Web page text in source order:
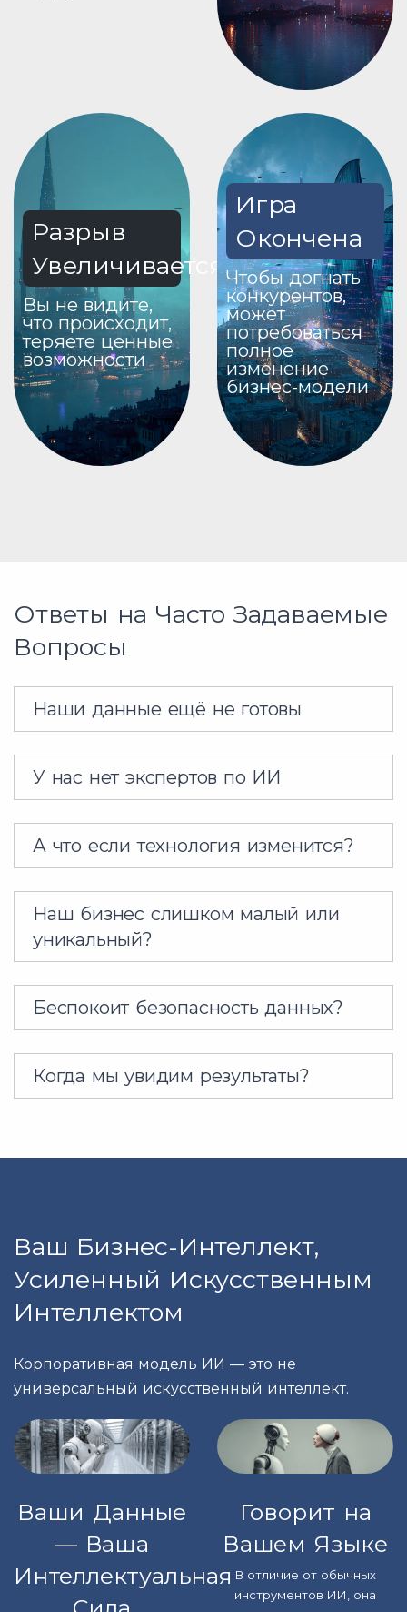
Разрыв
Увеличивается
Вы не видите,
что происходит,
теряете ценные
возможности
Игра
Окончена
Чтобы догнать
конкурентов,
может
потребоваться
полное
изменение
бизнес-модели
Ответы на Часто Задаваемые
Вопросы
Наши данные ещё не готовы
У нас нет экспертов по ИИ
А что если технология изменится?
Наш бизнес слишком малый или
уникальный?
Беспокоит безопасность данных?
Когда мы увидим результаты?
Ваш Бизнес-Интеллект,
Усиленный Искусственным
Интеллектом
Корпоративная модель ИИ — это не
универсальный искусственный интеллект.
Ваши Данные
— Ваша
Интеллектуальная
Говорит на
Вашем Языке
В отличие от обычных
инструментов ИИ, она